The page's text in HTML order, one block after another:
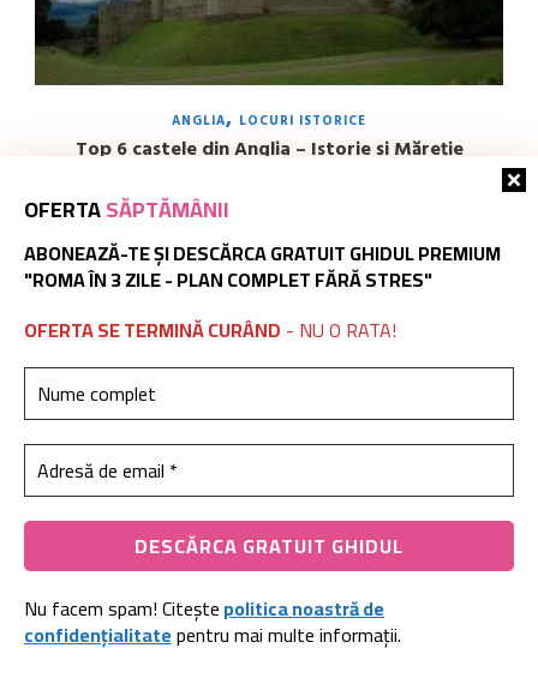
OFERTASĂPTĂMÂNII
ABONEAZĂ-TE ȘI DESCĂRCA GRATUIT GHIDUL PREMIUM
"ROMA ÎN 3 ZILE - PLAN COMPLET FĂRĂ STRES"
OFERTA SE TERMINĂ CURÂND - NU O RATA!
Nu facem spam! Citeștepolitica noastră de
confidențialitatepentru mai multe informații.
ANGLIA LOCURI ISTORICE
Top 6 castele din Anglia – Istorie și Măreție
Sunt un călător pasionat, cu ani de experiență în
explorarea Europei, de la castelele medievale din
grădini ascunse din Franța. Aici împărtășesc
ghiduri practice, itinerarii testate, destinații mai